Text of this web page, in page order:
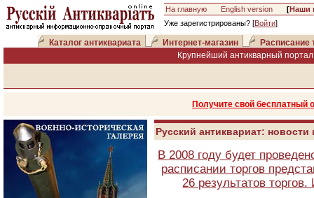
На главную English version [Наши
Уже зарегистрированы? [Войти]
Каталог антиквариата Интернет-магазин
Расписание
Крупнейший антикварный
Получите свой
Русский антиквариат:
В 2008 году будет
расписании торгов
26 результатов